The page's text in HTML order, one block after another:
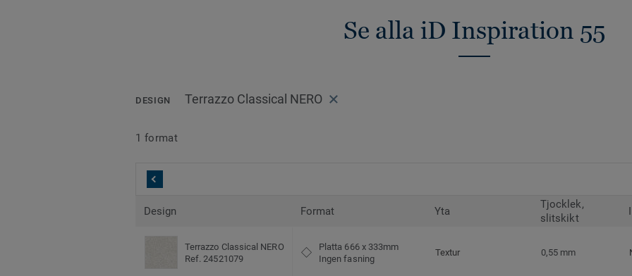
Se alla iD Inspiration 55
DESIGN Terrazzo Classical NERO
1 format
Design Format Yta
Tjocklek,
slitskikt
Terrazzo Classical NERO
Ref. 24521079
Platta 666 x 333mm
Ingen fasning
Textur 0,55 mm